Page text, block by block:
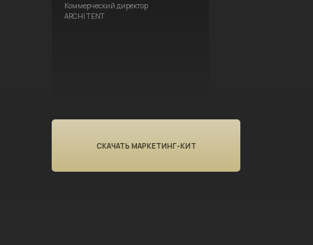
Коммерческий директор
ARCHI TENT
СКАЧАТЬ МАРКЕТИНГ-КИТ